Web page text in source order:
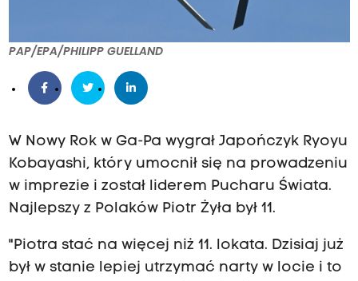
PAP/EPA/PHILIPP GUELLAND
W Nowy Rok w Ga-Pa wygrał Japończyk Ryoyu
Kobayashi, który umocnił się na prowadzeniu
w imprezie i został liderem Pucharu Świata.
Najlepszy z Polaków Piotr Żyła był 11.
"Piotra stać na więcej niż 11. lokata. Dzisiaj już
był w stanie lepiej utrzymać narty w locie i to